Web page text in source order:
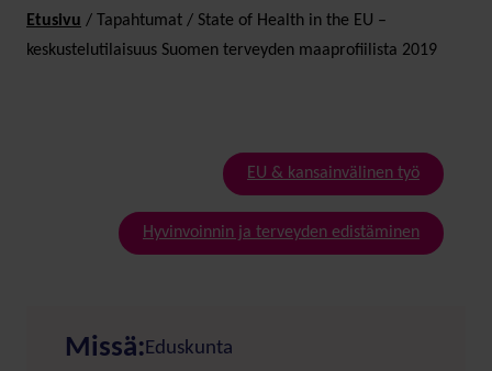
Etusivu / Tapahtumat / State of Health in the EU –
keskustelutilaisuus Suomen terveyden maaprofiilista 2019
EU & kansainvälinen työ
Hyvinvoinnin ja terveyden edistäminen
Missä:Eduskunta